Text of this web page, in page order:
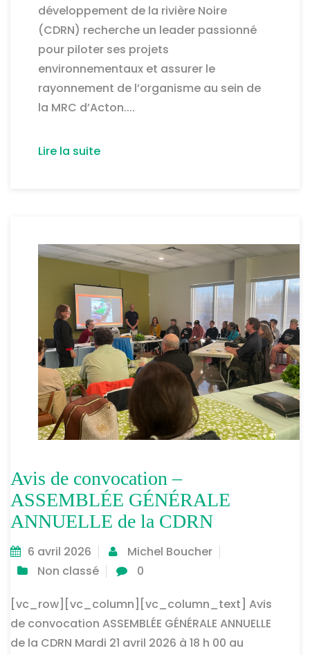
développement de la rivière Noire
(CDRN) recherche un leader passionné
pour piloter ses projets
environnementaux et assurer le
rayonnement de l’organisme au sein de
la MRC d’Acton....
Lire la suite
Avis de convocation –
ASSEMBLÉE GÉNÉRALE
ANNUELLE de la CDRN
6 avril 2026
Michel Boucher
Non classé
0
[vc_row][vc_column][vc_column_text] Avis
de convocation ASSEMBLÉE GÉNÉRALE ANNUELLE
de la CDRN Mardi 21 avril 2026 à 18 h 00 au